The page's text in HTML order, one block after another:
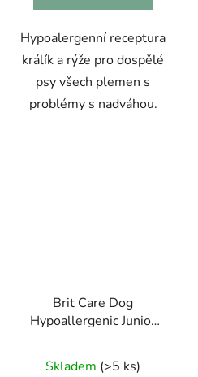
Hypoalergenní receptura
králík a rýže pro dospělé
psy všech plemen s
problémy s nadváhou.
Brit Care Dog
Hypoallergenic Junior
Skladem (>5 ks)